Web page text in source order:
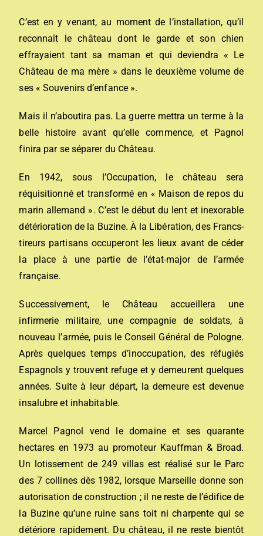
C’est en y venant, au moment de l’installation, qu’il
reconnaît le château dont le garde et son chien
effrayaient tant sa maman et qui deviendra « Le
Château de ma mère » dans le deuxième volume de
ses « Souvenirs d’enfance ».
Mais il n’aboutira pas. La guerre mettra un terme à la
belle histoire avant qu’elle commence, et Pagnol
finira par se séparer du Château.
En 1942, sous l’Occupation, le château sera
réquisitionné et transformé en « Maison de repos du
marin allemand ». C’est le début du lent et inexorable
détérioration de la Buzine. À la Libération, des Francs-
tireurs partisans occuperont les lieux avant de céder
la place à une partie de l’état-major de l’armée
française.
Successivement, le Château accueillera une
infirmerie militaire, une compagnie de soldats, à
nouveau l’armée, puis le Conseil Général de Pologne.
Après quelques temps d’inoccupation, des réfugiés
Espagnols y trouvent refuge et y demeurent quelques
années. Suite à leur départ, la demeure est devenue
insalubre et inhabitable.
Marcel Pagnol vend le domaine et ses quarante
hectares en 1973 au promoteur Kauffman & Broad.
Un lotissement de 249 villas est réalisé sur le Parc
des 7 collines dès 1982, lorsque Marseille donne son
autorisation de construction ; il ne reste de l’édifice de
la Buzine qu’une ruine sans toit ni charpente qui se
détériore rapidement. Du château, il ne reste bientôt